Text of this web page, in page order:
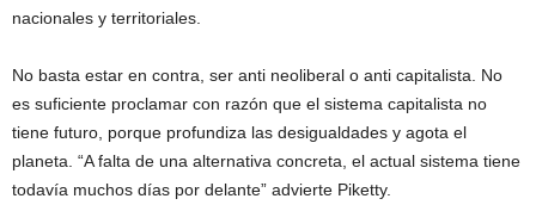
nacionales y territoriales.
No basta estar en contra, ser anti neoliberal o anti capitalista. No
es suficiente proclamar con razón que el sistema capitalista no
tiene futuro, porque profundiza las desigualdades y agota el
planeta. “A falta de una alternativa concreta, el actual sistema tiene
todavía muchos días por delante” advierte Piketty.